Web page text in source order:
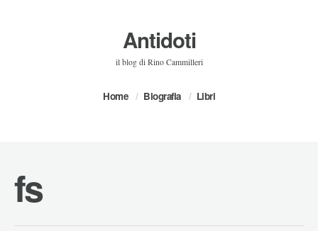
Antidoti
il blog di Rino Cammilleri
Home Biografia Libri
fs